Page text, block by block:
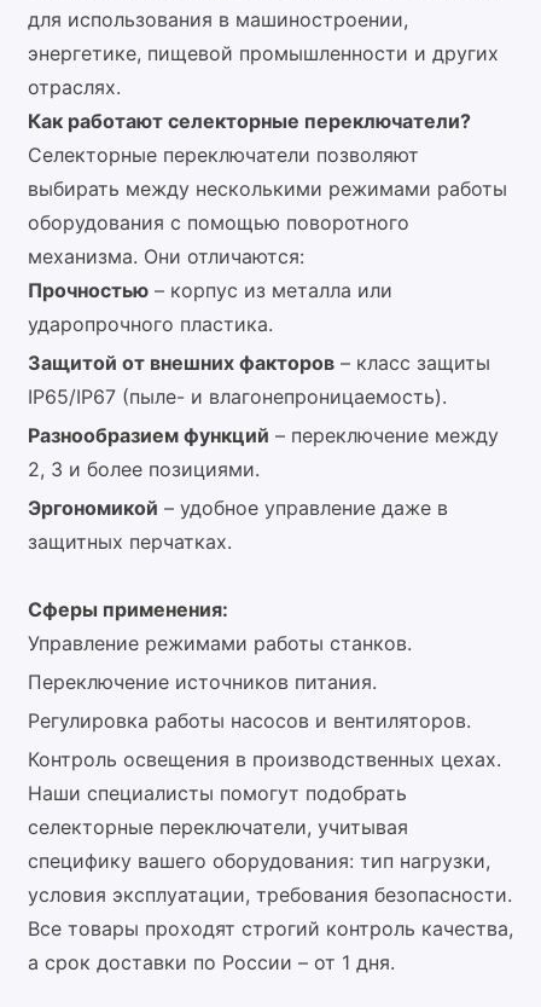
для использования в машиностроении,
энергетике, пищевой промышленности и других
отраслях.
Как работают селекторные переключатели?
Селекторные переключатели позволяют
выбирать между несколькими режимами работы
оборудования с помощью поворотного
механизма. Они отличаются:
Прочностью– корпус из металла или
ударопрочного пластика.
Защитой от внешних факторов– класс защиты
IP65/IP67 (пыле- и влагонепроницаемость).
Разнообразием функций – переключение между
2, 3 и более позициями.
Эргономикой – удобное управление даже в
защитных перчатках.
Сферы применения:
Управление режимами работы станков.
Переключение источников питания.
Регулировка работы насосов и вентиляторов.
Контроль освещения в производственных цехах.
Наши специалисты помогут подобрать
селекторные переключатели, учитывая
специфику вашего оборудования: тип нагрузки,
условия эксплуатации, требования безопасности.
Все товары проходят строгий контроль качества,
а срок доставки по России – от 1 дня.